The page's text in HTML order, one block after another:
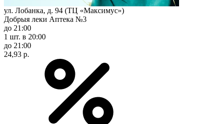
ул. Лобанка, д. 94 (ТЦ «Максимус»)
Добрыя леки Аптека №3
до 21:00
1 шт. в 20:00
до 21:00
24,93 р.